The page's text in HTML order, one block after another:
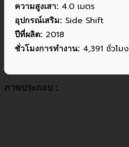
ความสูงเสา: 4.0 เมตร
อุปกรณ์เสริม: Side Shift
ปีที่ผลิต: 2018
ชั่วโมงการทำงาน: 4,391 ชั่วโมง
ภาพประกอบ :